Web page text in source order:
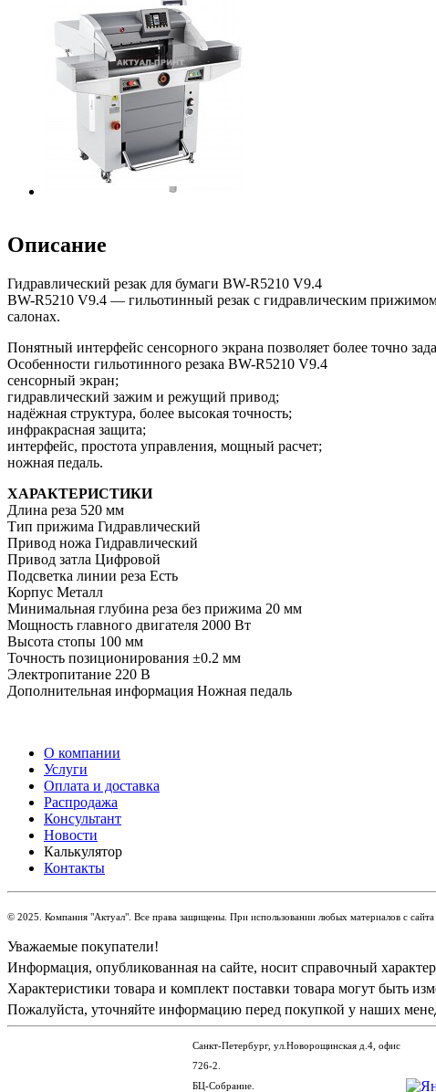
Описание
Гидравлический резак для бумаги BW-R5210 V9.4
BW-R5210 V9.4 — гильотинный резак с гидравлическим
салонах.
Понятный интерфейс сенсорного экрана позволяет более точно
Особенности гильотинного резака BW-R5210 V9.4
сенсорный экран;
гидравлический зажим и режущий привод;
надёжная структура, более высокая точность;
инфракрасная защита;
интерфейс, простота управления, мощный расчет;
ножная педаль.
ХАРАКТЕРИСТИКИ
Длина реза 520 мм
Тип прижима Гидравлический
Привод ножа Гидравлический
Привод затла Цифровой
Подсветка линии реза Есть
Корпус Металл
Минимальная глубина реза без прижима 20 мм
Мощность главного двигателя 2000 Вт
Высота стопы 100 мм
Точность позиционирования ±0.2 мм
Электропитание 220 В
Дополнительная информация Ножная педаль
О компании
Услуги
Оплата и доставка
Распродажа
Консультант
Новости
Калькулятор
Контакты
© 2025. Компания "Актуал". Все права защищены. При использовании любых материалов с сайта
Уважаемые покупатели!
Информация, опубликованная на сайте, носит справочный
Характеристики товара и комплект поставки товара могут быть
Пожалуйста, уточняйте информацию перед покупкой у наших
Санкт-Петербург, ул.Новорощинская д.4, офис
726-2.
БЦ-Собрание.